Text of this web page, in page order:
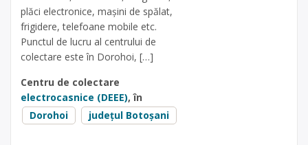
plăci electronice, mașini de spălat,
frigidere, telefoane mobile etc.
Punctul de lucru al centrului de
colectare este în Dorohoi, […]
Centru de colectare
electrocasnice (DEEE), în
Dorohoi
județul Botoșani